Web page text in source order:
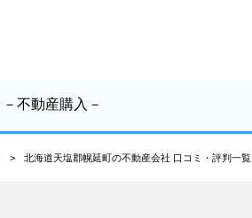
－不動産購入－
北海道天塩郡幌延町の不動産会社 口コミ・評判一覧